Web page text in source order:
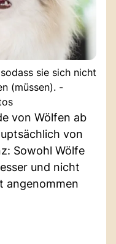
sie sich nicht
(müssen). -
von Wölfen ab
von
Sowohl Wölfe
und nicht
angenommen